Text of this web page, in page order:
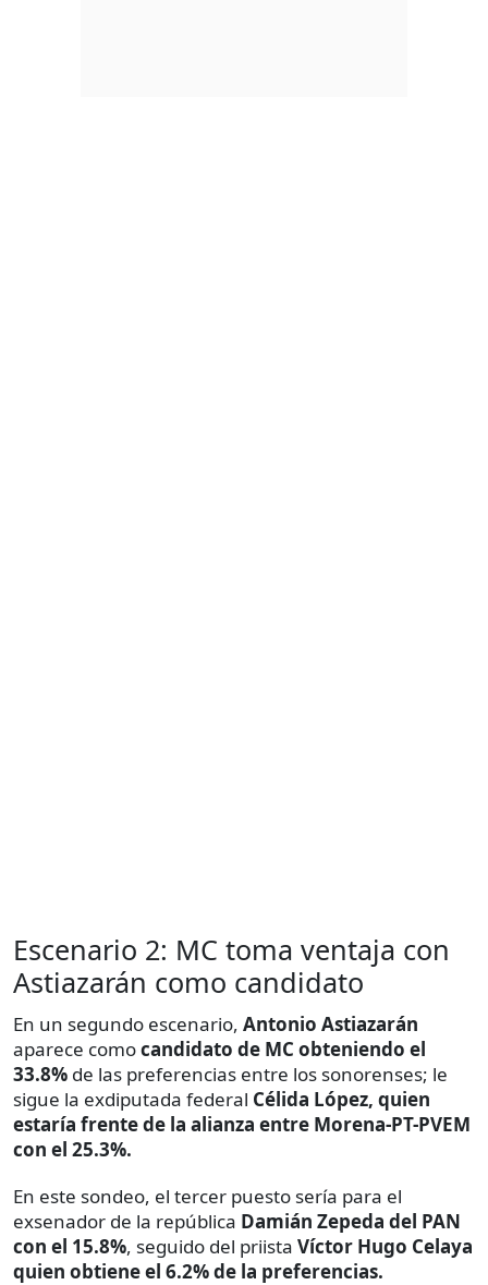
Escenario 2: MC toma ventaja con
Astiazarán como candidato
En un segundo escenario, Antonio Astiazarán
aparece comocandidato de MC obteniendo el
33.8% de las preferencias entre los sonorenses; le
sigue la exdiputada federal Célida López, quien
estaría frente de la alianza entre Morena-PT-PVEM
con el 25.3%.
En este sondeo, el tercer puesto sería para el
exsenador de la república Damián Zepeda del PAN
con el 15.8%, seguido del priista Víctor Hugo Celaya
quien obtiene el 6.2% de la preferencias.